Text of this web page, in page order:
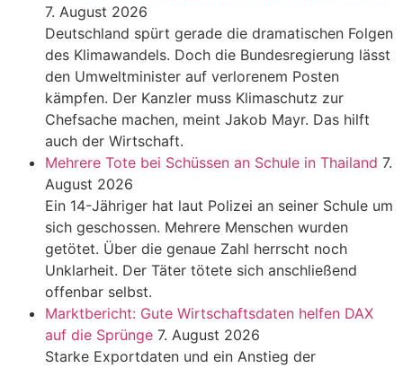
7. August 2026
Deutschland spürt gerade die dramatischen Folgen
des Klimawandels. Doch die Bundesregierung lässt
den Umweltminister auf verlorenem Posten
kämpfen. Der Kanzler muss Klimaschutz zur
Chefsache machen, meint Jakob Mayr. Das hilft
auch der Wirtschaft.
Mehrere Tote bei Schüssen an Schule in Thailand 7.
August 2026
Ein 14-Jähriger hat laut Polizei an seiner Schule um
sich geschossen. Mehrere Menschen wurden
getötet. Über die genaue Zahl herrscht noch
Unklarheit. Der Täter tötete sich anschließend
offenbar selbst.
Marktbericht: Gute Wirtschaftsdaten helfen DAX
auf die Sprünge 7. August 2026
Starke Exportdaten und ein Anstieg der